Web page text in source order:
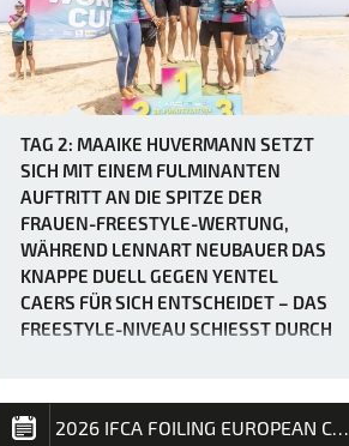
TAG 2: MAAIKE HUVERMANN SETZT
SICH MIT EINEM FULMINANTEN
AUFTRITT AN DIE SPITZE DER
FRAUEN-FREESTYLE-WERTUNG,
WÄHREND LENNART NEUBAUER DAS
KNAPPE DUELL GEGEN YENTEL
CAERS FÜR SICH ENTSCHEIDET – DAS
FREESTYLE-NIVEAU SCHIESST DURCH D
Der zweite Tag des PWA Grand Slam 2026
auf Fuerteventura hat die Erwartungen mehr2026 IFCA FOILING EUROPEAN CHAMPIONSHIP